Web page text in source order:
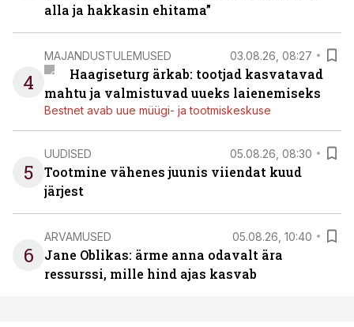
alla ja hakkasin ehitama”
4
MAJANDUSTULEMUSED 03.08.26, 08:27
Haagiseturg ärkab: tootjad kasvatavad
mahtu ja valmistuvad uueks laienemiseks
Bestnet avab uue müügi- ja tootmiskeskuse
5
UUDISED 05.08.26, 08:30
Tootmine vähenes juunis viiendat kuud
järjest
6
ARVAMUSED 05.08.26, 10:40
Jane Oblikas: ärme anna odavalt ära
ressurssi, mille hind ajas kasvab